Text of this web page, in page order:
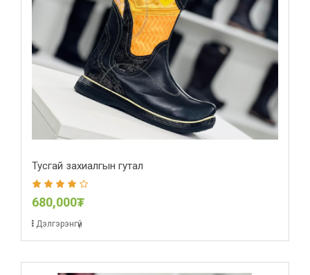
Тусгай захиалгын гутал
680,000₮
Дэлгэрэнгүй